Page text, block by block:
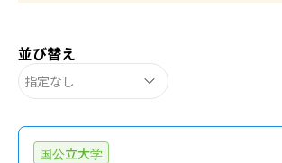
並び替え
指定なし
国公立大学